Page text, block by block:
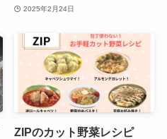
2025年2月24日
ZIPのカット野菜レシピ